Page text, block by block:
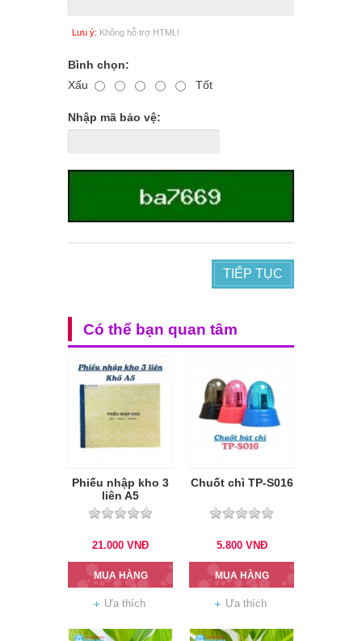
Lưu ý: Không hỗ trợ HTML!
Bình chọn:
Xấu
Tốt
Nhập mã bảo vệ:
TIẾP TỤC
Có thể bạn quan tâm
Phiếu nhập kho 3
liên A5
21.000 VNĐ
MUA HÀNG
Ưa thích
Chuốt chì TP-S016
5.800 VNĐ
MUA HÀNG
Ưa thích